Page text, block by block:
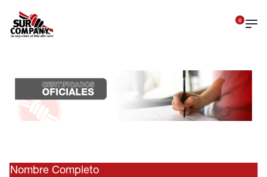
0
Nombre Completo